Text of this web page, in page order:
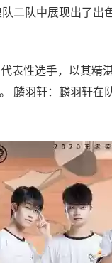
二队中展现出了
表性选手，以其精
麟羽轩：麟羽轩